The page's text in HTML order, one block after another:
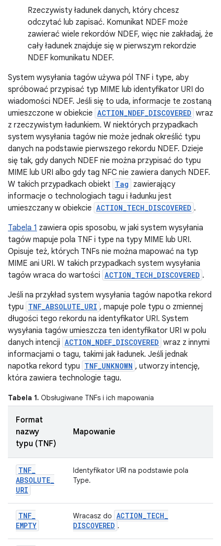
Rzeczywisty ładunek danych, który chcesz
odczytać lub zapisać. Komunikat NDEF może
zawierać wiele rekordów NDEF, więc nie zakładaj, że
cały ładunek znajduje się w pierwszym rekordzie
NDEF komunikatu NDEF.
System wysyłania tagów używa pól TNF i type, aby
spróbować przypisać typ MIME lub identyfikator URI do
wiadomości NDEF. Jeśli się to uda, informacje te zostaną
umieszczone w obiekcie ACTION_NDEF_DISCOVERED wraz
z rzeczywistym ładunkiem. W niektórych przypadkach
system wysyłania tagów nie może jednak określić typu
danych na podstawie pierwszego rekordu NDEF. Dzieje
się tak, gdy danych NDEF nie można przypisać do typu
MIME lub URI albo gdy tag NFC nie zawiera danych NDEF.
W takich przypadkach obiekt Tag zawierający
informacje o technologiach tagu i ładunku jest
umieszczany w obiekcie ACTION_TECH_DISCOVERED .
Tabela 1 zawiera opis sposobu, w jaki system wysyłania
tagów mapuje pola TNF i type na typy MIME lub URI.
Opisuje też, których TNFs nie można mapować na typ
MIME ani URI. W takich przypadkach system wysyłania
tagów wraca do wartości ACTION_TECH_DISCOVERED .
Jeśli na przykład system wysyłania tagów napotka rekord
typu TNF_ABSOLUTE_URI , mapuje pole typu o zmiennej
długości tego rekordu na identyfikator URI. System
wysyłania tagów umieszcza ten identyfikator URI w polu
danych intencji ACTION_NDEF_DISCOVERED wraz z innymi
informacjami o tagu, takimi jak ładunek. Jeśli jednak
napotka rekord typu TNF_UNKNOWN , utworzy intencję,
która zawiera technologie tagu.
Tabela 1. Obsługiwane TNFs i ich mapowania
Format
nazwy
typu (TNF)
Mapowanie
TNF_
ABSOLUTE_
URI
Identyfikator URI na podstawie pola
Type.
TNF_
EMPTY
Wracasz do ACTION_TECH_
DISCOVERED .